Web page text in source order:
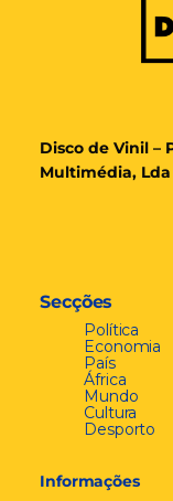
Disco de Vinil –
Multimédia, Lda
Secções
Política
Economia
País
África
Mundo
Cultura
Desporto
Informações